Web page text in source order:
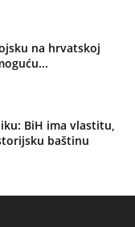
na hrvatskoj
BiH ima vlastitu,
baštinu